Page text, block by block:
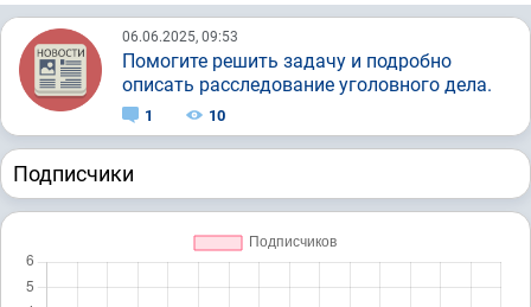
06.06.2025, 09:53
Помогите решить задачу и подробно
описать расследование уголовного дела.
1 10
Подписчики